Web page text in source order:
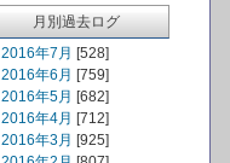
月別過去ログ
2016年7月 [528]
2016年6月 [759]
2016年5月 [682]
2016年4月 [712]
2016年3月 [925]